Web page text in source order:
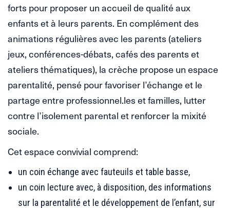
forts pour proposer un accueil de qualité aux
enfants et à leurs parents. En complément des
animations régulières avec les parents (ateliers
jeux, conférences-débats, cafés des parents et
ateliers thématiques), la crèche propose un espace
parentalité, pensé pour favoriser l’échange et le
partage entre professionnel.les et familles, lutter
contre l’isolement parental et renforcer la mixité
sociale.
Cet espace convivial comprend:
un coin échange avec fauteuils et table basse,
un coin lecture avec, à disposition, des informations
sur la parentalité et le développement de l’enfant, sur